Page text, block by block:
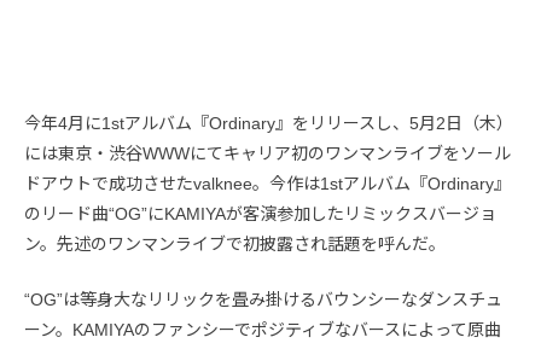
今年4月に1stアルバム『Ordinary』をリリースし、5月2日（木）
には東京・渋谷WWWにてキャリア初のワンマンライブをソール
ドアウトで成功させたvalknee。今作は1stアルバム『Ordinary』
のリード曲“OG”にKAMIYAが客演参加したリミックスバージョ
ン。先述のワンマンライブで初披露され話題を呼んだ。
“OG”は等身大なリリックを畳み掛けるバウンシーなダンスチュ
ーン。KAMIYAのファンシーでポジティブなバースによって原曲